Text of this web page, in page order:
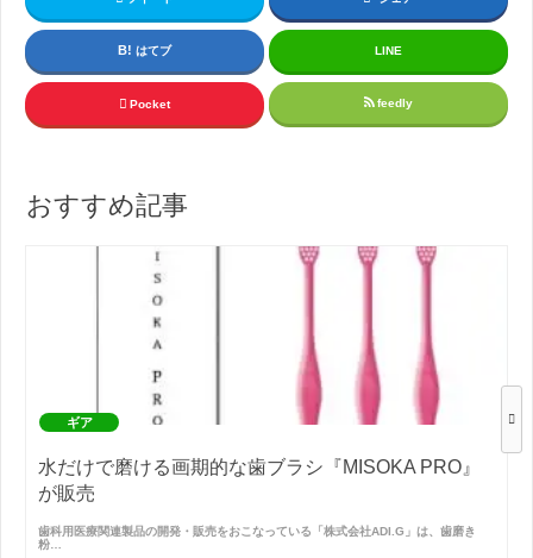
はてブ LINE
Pocket feedly
おすすめ記事
ギア
水だけで磨ける画期的な歯ブラシ『MISOKA PRO』
が販売
歯科用医療関連製品の開発・販売をおこなっている「株式会社ADI.G」は、歯磨き
粉…